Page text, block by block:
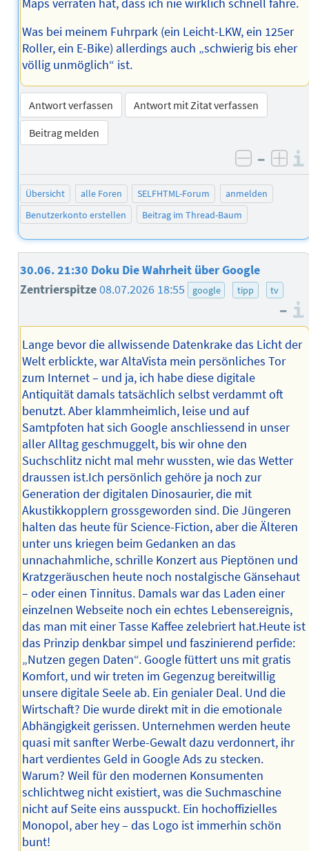
Maps verraten hat, dass ich nie wirklich schnell fahre.
Was bei meinem Fuhrpark (ein Leicht-LKW, ein 125er
Roller, ein E-Bike) allerdings auch „schwierig bis eher
völlig unmöglich“ ist.
Antwort verfassen
Antwort mit Zitat verfassen
Beitrag melden
negativ
–
Übersicht alle Foren SELFHTML-Forum
anmelden
Benutzerkonto erstellen
Beitrag im Thread-Baum
30.06. 21:30 Doku Die Wahrheit über Google
Zentrierspitze08.07.2026 18:55 google tipp tv
–
Lange bevor die allwissende Datenkrake das Licht der
Welt erblickte, war AltaVista mein persönliches Tor
zum Internet – und ja, ich habe diese digitale
Antiquität damals tatsächlich selbst verdammt oft
benutzt. Aber klammheimlich, leise und auf
Samtpfoten hat sich Google anschliessend in unser
aller Alltag geschmuggelt, bis wir ohne den
Suchschlitz nicht mal mehr wussten, wie das Wetter
draussen ist.Ich persönlich gehöre ja noch zur
Generation der digitalen Dinosaurier, die mit
Akustikkopplern grossgeworden sind. Die Jüngeren
halten das heute für Science-Fiction, aber die Älteren
unter uns kriegen beim Gedanken an das
unnachahmliche, schrille Konzert aus Pieptönen und
Kratzgeräuschen heute noch nostalgische Gänsehaut
– oder einen Tinnitus. Damals war das Laden einer
einzelnen Webseite noch ein echtes Lebensereignis,
das man mit einer Tasse Kaffee zelebriert hat.Heute ist
das Prinzip denkbar simpel und faszinierend perfide:
„Nutzen gegen Daten“. Google füttert uns mit gratis
Komfort, und wir treten im Gegenzug bereitwillig
unsere digitale Seele ab. Ein genialer Deal. Und die
Wirtschaft? Die wurde direkt mit in die emotionale
Abhängigkeit gerissen. Unternehmen werden heute
quasi mit sanfter Werbe-Gewalt dazu verdonnert, ihr
hart verdientes Geld in Google Ads zu stecken.
Warum? Weil für den modernen Konsumenten
schlichtweg nicht existiert, was die Suchmaschine
nicht auf Seite eins ausspuckt. Ein hochoffizielles
Monopol, aber hey – das Logo ist immerhin schön
bunt!